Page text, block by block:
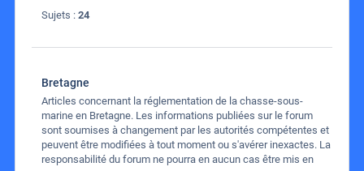
Sujets : 24
Bretagne
Articles concernant la réglementation de la chasse-sous-
marine en Bretagne. Les informations publiées sur le forum
sont soumises à changement par les autorités compétentes et
peuvent être modifiées à tout moment ou s'avérer inexactes. La
responsabilité du forum ne pourra en aucun cas être mis en